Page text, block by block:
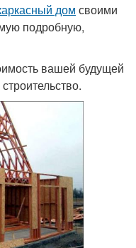
дом своими
подробную,
вашей будущей